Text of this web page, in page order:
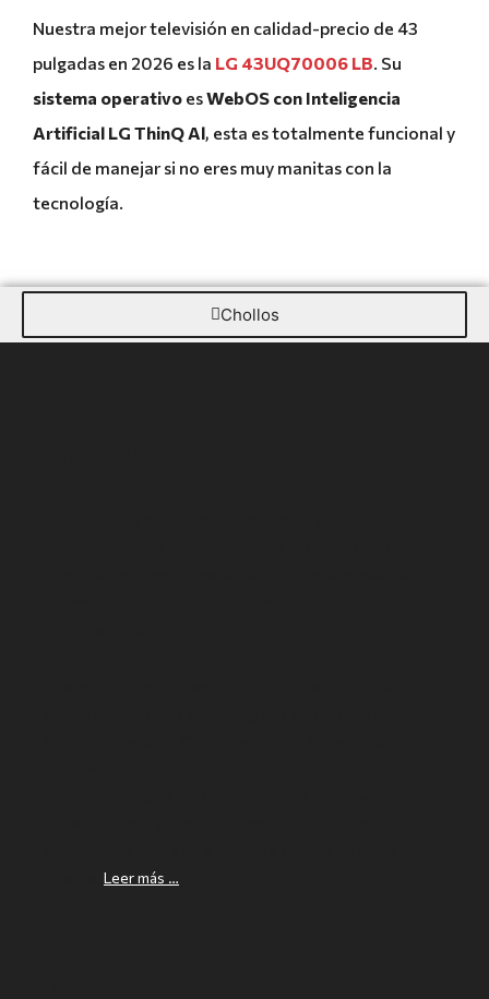
Nuestra mejor televisión en calidad-precio de 43
pulgadas en 2026 es la LG 43UQ70006 LB . Su
sistema operativo esWebOS con Inteligencia
Artificial LG ThinQ Al, esta es totalmente funcional y
fácil de manejar si no eres muy manitas con la
tecnología.
Chollos
Leer más …